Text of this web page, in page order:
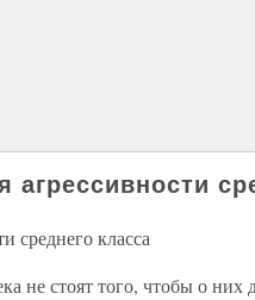
среднего класса
не стоят того, чтобы о них